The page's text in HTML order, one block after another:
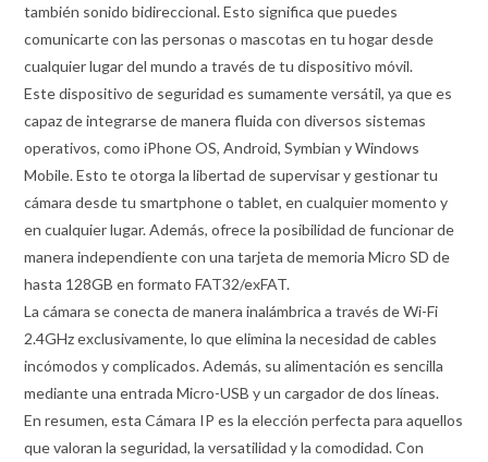
también sonido bidireccional. Esto significa que puedes
comunicarte con las personas o mascotas en tu hogar desde
cualquier lugar del mundo a través de tu dispositivo móvil.
Este dispositivo de seguridad es sumamente versátil, ya que es
capaz de integrarse de manera fluida con diversos sistemas
operativos, como iPhone OS, Android, Symbian y Windows
Mobile. Esto te otorga la libertad de supervisar y gestionar tu
cámara desde tu smartphone o tablet, en cualquier momento y
en cualquier lugar. Además, ofrece la posibilidad de funcionar de
manera independiente con una tarjeta de memoria Micro SD de
hasta 128GB en formato FAT32/exFAT.
La cámara se conecta de manera inalámbrica a través de Wi-Fi
2.4GHz exclusivamente, lo que elimina la necesidad de cables
incómodos y complicados. Además, su alimentación es sencilla
mediante una entrada Micro-USB y un cargador de dos líneas.
En resumen, esta Cámara IP es la elección perfecta para aquellos
que valoran la seguridad, la versatilidad y la comodidad. Con